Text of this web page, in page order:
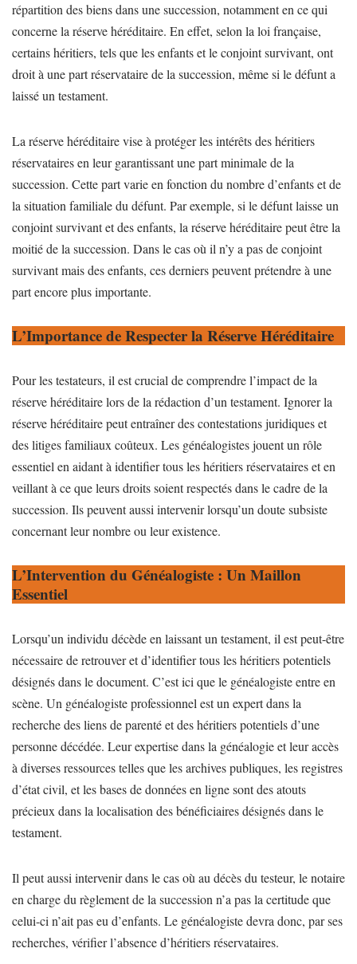
répartition des biens dans une succession, notamment en ce qui
concerne la réserve héréditaire. En effet, selon la loi française,
certains héritiers, tels que les enfants et le conjoint survivant, ont
droit à une part réservataire de la succession, même si le défunt a
laissé un testament.
La réserve héréditaire vise à protéger les intérêts des héritiers
réservataires en leur garantissant une part minimale de la
succession. Cette part varie en fonction du nombre d’enfants et de
la situation familiale du défunt. Par exemple, si le défunt laisse un
conjoint survivant et des enfants, la réserve héréditaire peut être la
moitié de la succession. Dans le cas où il n’y a pas de conjoint
survivant mais des enfants, ces derniers peuvent prétendre à une
part encore plus importante.
L’Importance de Respecter la Réserve Héréditaire
Pour les testateurs, il est crucial de comprendre l’impact de la
réserve héréditaire lors de la rédaction d’un testament. Ignorer la
réserve héréditaire peut entraîner des contestations juridiques et
des litiges familiaux coûteux. Les généalogistes jouent un rôle
essentiel en aidant à identifier tous les héritiers réservataires et en
veillant à ce que leurs droits soient respectés dans le cadre de la
succession. Ils peuvent aussi intervenir lorsqu’un doute subsiste
concernant leur nombre ou leur existence.
L’Intervention du Généalogiste : Un Maillon
Essentiel
Lorsqu’un individu décède en laissant un testament, il est peut-être
nécessaire de retrouver et d’identifier tous les héritiers potentiels
désignés dans le document. C’est ici que le généalogiste entre en
scène. Un généalogiste professionnel est un expert dans la
recherche des liens de parenté et des héritiers potentiels d’une
personne décédée. Leur expertise dans la généalogie et leur accès
à diverses ressources telles que les archives publiques, les registres
d’état civil, et les bases de données en ligne sont des atouts
précieux dans la localisation des bénéficiaires désignés dans le
testament.
Il peut aussi intervenir dans le cas où au décès du testeur, le notaire
en charge du règlement de la succession n’a pas la certitude que
celui-ci n’ait pas eu d’enfants. Le généalogiste devra donc, par ses
recherches, vérifier l’absence d’héritiers réservataires.